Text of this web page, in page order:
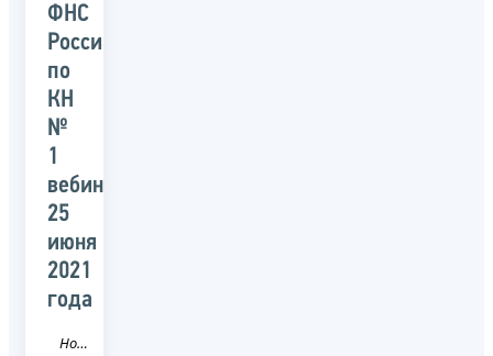
ФНС
России
по
КН
№
1
вебинара
25
июня
2021
года
Новость